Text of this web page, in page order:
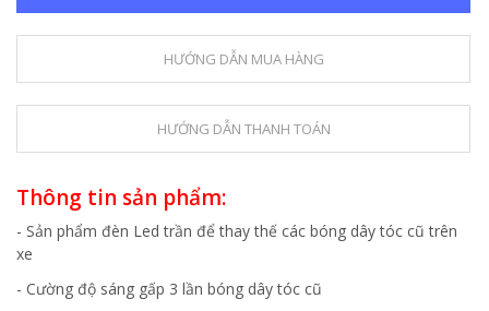
HƯỚNG DẪN MUA HÀNG
HƯỚNG DẪN THANH TOÁN
Thông tin sản phẩm:
- Sản phẩm đèn Led trần để thay thế các bóng dây tóc cũ trên
xe
- Cường độ sáng gấp 3 lần bóng dây tóc cũ